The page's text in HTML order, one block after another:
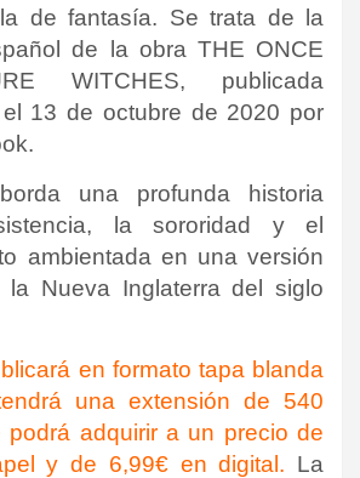
de fantasía. Se trata de la
de la obra THE ONCE
WITCHES, publicada
el 13 de octubre de 2020 por
una profunda historia
la sororidad y el
ambientada en una versión
la Nueva Inglaterra del siglo
en formato tapa blanda
una extensión de 540
adquirir a un precio de
y de 6,99€ en digital. La